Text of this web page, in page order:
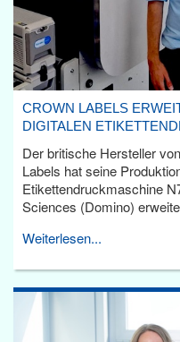
CROWN LABELS
DIGITALEN
Der britische Hersteller
Labels hat seine
Etikettendruckmaschine
Sciences (Domino)
Weiterlesen...